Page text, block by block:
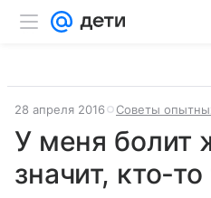
28 апреля 2016 Советы
У меня болит
значит, кто-